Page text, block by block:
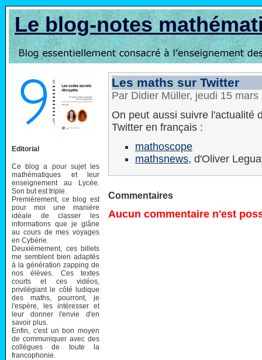
Le blog-notes
Editorial
Ce blog a pour sujet les
mathématiques et leur
enseignement au Lycée.
Son but est triple.
Premièrement, ce blog est
pour moi une manière
idéale de classer les
informations que je glâne
au cours de mes voyages
en Cybérie.
Deuxièmement, ces billets
me semblent bien adaptés
à la génération zapping de
nos élèves. Ces textes
courts et ces vidéos,
privilégiant le côté ludique
des maths, pourront, je
l'espère, les intéresser et
leur donner l'envie d'en
savoir plus.
Enfin, c'est un bon moyen
de communiquer avec des
collègues de toute la
francophonie.
Les maths sur Twitter
Par Didier Müller, jeudi 15
On peut aussi suivre l'actualité
Twitter en français :
mathoscope
mathsnews, d'Oliver
Commentaires
Aucun commentaire n'est